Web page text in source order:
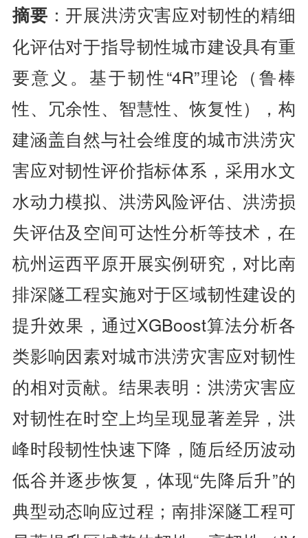
摘要 ：开展洪涝灾害应对韧性的精细
化评估对于指导韧性城市建设具有重
要意义。基于韧性“4R”理论（鲁棒
性、冗余性、智慧性、恢复性），构
建涵盖自然与社会维度的城市洪涝灾
害应对韧性评价指标体系，采用水文
水动力模拟、洪涝风险评估、洪涝损
失评估及空间可达性分析等技术，在
杭州运西平原开展实例研究，对比南
排深隧工程实施对于区域韧性建设的
提升效果，通过XGBoost算法分析各
类影响因素对城市洪涝灾害应对韧性
的相对贡献。结果表明：洪涝灾害应
对韧性在时空上均呈现显著差异，洪
峰时段韧性快速下降，随后经历波动
低谷并逐步恢复，体现“先降后升”的
典型动态响应过程；南排深隧工程可